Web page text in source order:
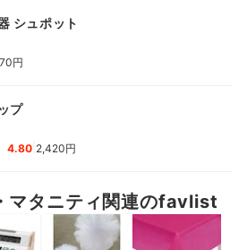
シュポット
円
プ
4.80 2,420円
マタニティ関連のfavlist